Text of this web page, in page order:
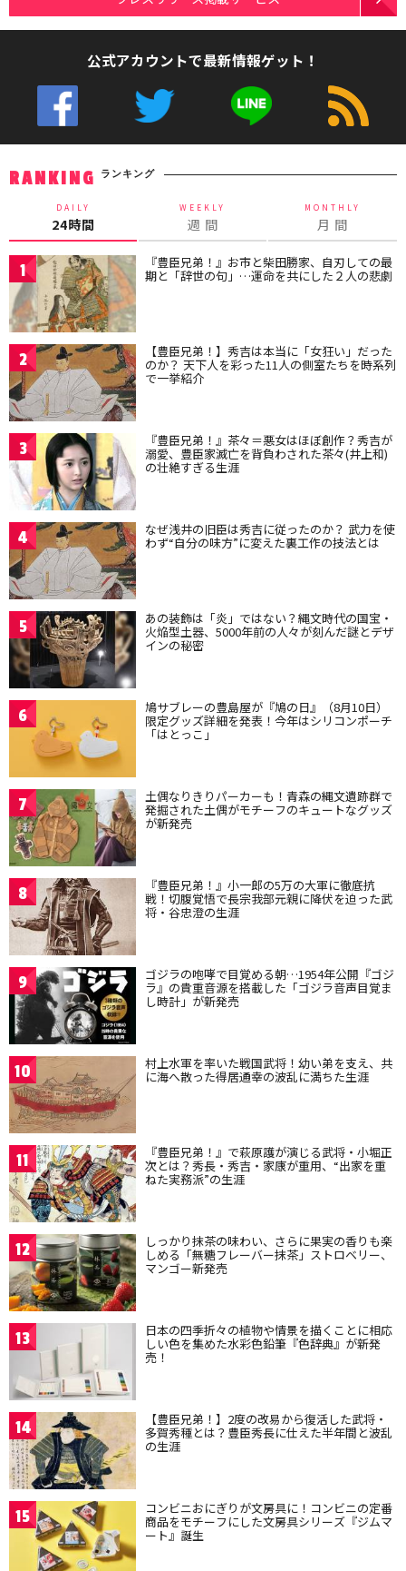
公式アカウントで最新情報ゲット！
RANKING ランキング
DAILY
24時間
WEEKLY
週 間
MONTHLY
月 間
1 『豊臣兄弟！』お市と柴田勝家、自刃しての最
期と「辞世の句」…運命を共にした２人の悲劇
2 【豊臣兄弟！】秀吉は本当に「女狂い」だった
のか？ 天下人を彩った11人の側室たちを時系列
で一挙紹介
3 『豊臣兄弟！』茶々＝悪女はほぼ創作？秀吉が
溺愛、豊臣家滅亡を背負わされた茶々(井上和)
の壮絶すぎる生涯
4 なぜ浅井の旧臣は秀吉に従ったのか？ 武力を使
わず“自分の味方”に変えた裏工作の技法とは
5 あの装飾は「炎」ではない？縄文時代の国宝・
火焔型土器、5000年前の人々が刻んだ謎とデザ
インの秘密
6 鳩サブレーの豊島屋が『鳩の日』（8月10日）
限定グッズ詳細を発表！今年はシリコンポーチ
「はとっこ」
7 土偶なりきりパーカーも！青森の縄文遺跡群で
発掘された土偶がモチーフのキュートなグッズ
が新発売
8 『豊臣兄弟！』小一郎の5万の大軍に徹底抗
戦！切腹覚悟で長宗我部元親に降伏を迫った武
将・谷忠澄の生涯
9 ゴジラの咆哮で目覚める朝…1954年公開『ゴジ
ラ』の貴重音源を搭載した「ゴジラ音声目覚ま
し時計」が新発売
10 村上水軍を率いた戦国武将！幼い弟を支え、共
に海へ散った得居通幸の波乱に満ちた生涯
11 『豊臣兄弟！』で萩原護が演じる武将・小堀正
次とは？秀長・秀吉・家康が重用、“出家を重
ねた実務派”の生涯
12 しっかり抹茶の味わい、さらに果実の香りも楽
しめる「無糖フレーバー抹茶」ストロベリー、
マンゴー新発売
13 日本の四季折々の植物や情景を描くことに相応
しい色を集めた水彩色鉛筆『色辞典』が新発
売！
14 【豊臣兄弟！】2度の改易から復活した武将・
多賀秀種とは？豊臣秀長に仕えた半年間と波乱
の生涯
15 コンビニおにぎりが文房具に！コンビニの定番
商品をモチーフにした文房具シリーズ『ジムマ
ート』誕生